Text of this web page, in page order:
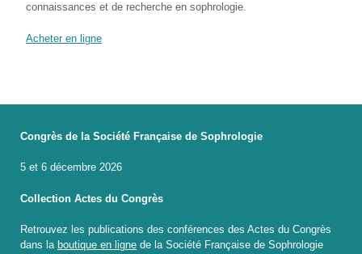
connaissances et de recherche en sophrologie.
Acheter en ligne
Congrès de la Société Française de Sophrologie
5 et 6 décembre 2026
Collection Actes du Congrès
Retrouvez les publications des conférences des Actes du Congrès
dans la boutique en ligne de la Société Française de Sophrologie